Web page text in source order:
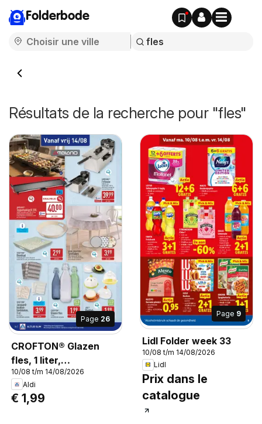
Folderbode
Résultats de la recherche pour "fles"
Page 26
CROFTON® Glazen
fles, 1 liter,
verschillende
varianten
10/08 t/m 14/08/2026
Aldi
€ 1,99
Page 9
Lidl Folder week 33
10/08 t/m 14/08/2026
Lidl
Prix dans le
catalogue